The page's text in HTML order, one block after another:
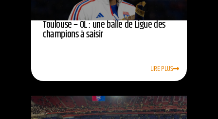
Toulouse – OL : une balle de Ligue des
champions à saisir
LIRE PLUS